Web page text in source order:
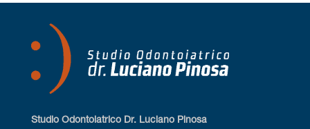
Studio Odontoiatrico Dr. Luciano Pinosa